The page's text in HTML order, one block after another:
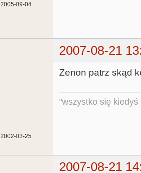
2005-09-04
2007-08-21
2002-03-25
Zenon patrz skąd
"wszystko się kiedyś
2007-08-21